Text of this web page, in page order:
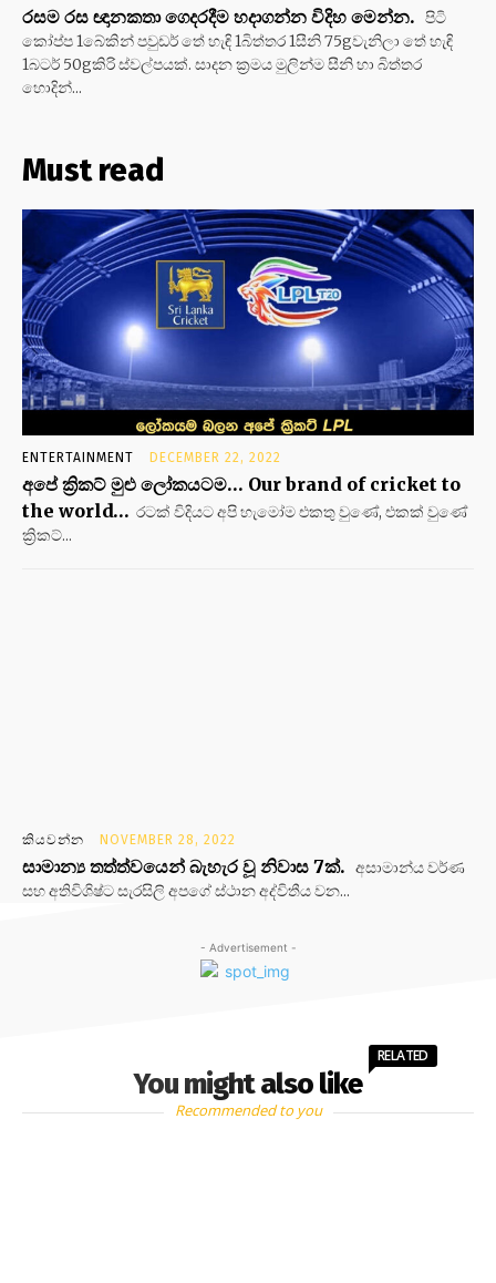
රසම රස ඥානකතා ගෙදරදීම හදාගන්න විදිහ මෙන්න. පිටි
කෝප්ප 1බේකින් පවුඩර් තේ හැඳි 1බිත්තර 1සීනි 75gවැනිලා තේ හැඳි
1බටර් 50gකිරි ස්වල්පයක්. සාදන ක්‍රමය මුලින්ම සීනි හා බිත්තර
හොදින්...
Must read
ENTERTAINMENT DECEMBER 22, 2022
අපේ ක්‍රිකට් මුළු ලෝකයටම… Our brand of cricket to
the world… රටක් විදියට අපි හැමෝම එකතු වුණේ, එකක් වුණේ
ක්‍රිකට්...
කියවන්න NOVEMBER 28, 2022
සාමාන්‍ය තත්ත්වයෙන් බැහැර වූ නිවාස 7ක්. අසාමාන්ය වර්ණ
සහ අතිවිශිෂ්ට සැරසිලි අපගේ ස්ථාන අද්විතීය වන...
- Advertisement -
You might also like
RELATED
Recommended to you